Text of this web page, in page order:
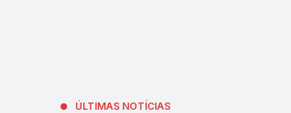
ÚLTIMAS NOTÍCIAS